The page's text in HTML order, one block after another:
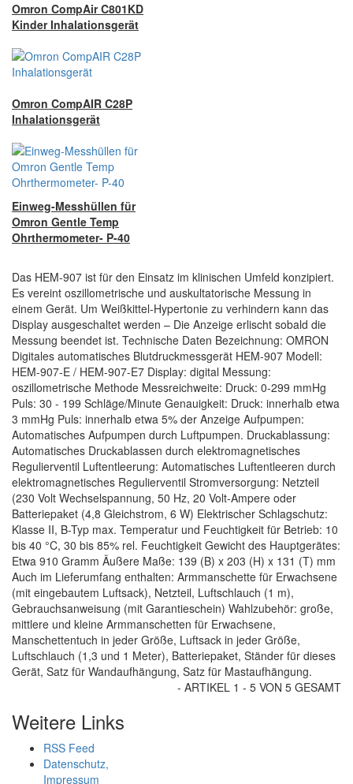
Omron CompAir C801KD
Kinder Inhalationsgerät
Omron CompAIR C28P
Inhalationsgerät
Einweg-Messhüllen für
Omron Gentle Temp
Ohrthermometer- P-40
Das HEM-907 ist für den Einsatz im klinischen Umfeld konzipiert.
Es vereint oszillometrische und auskultatorische Messung in
einem Gerät. Um Weißkittel-Hypertonie zu verhindern kann das
Display ausgeschaltet werden – Die Anzeige erlischt sobald die
Messung beendet ist. Technische Daten Bezeichnung: OMRON
Digitales automatisches Blutdruckmessgerät HEM-907 Modell:
HEM-907-E / HEM-907-E7 Display: digital Messung:
oszillometrische Methode Messreichweite: Druck: 0-299 mmHg
Puls: 30 - 199 Schläge/Minute Genauigkeit: Druck: innerhalb etwa
3 mmHg Puls: innerhalb etwa 5% der Anzeige Aufpumpen:
Automatisches Aufpumpen durch Luftpumpen. Druckablassung:
Automatisches Druckablassen durch elektromagnetisches
Regulierventil Luftentleerung: Automatisches Luftentleeren durch
elektromagnetisches Regulierventil Stromversorgung: Netzteil
(230 Volt Wechselspannung, 50 Hz, 20 Volt-Ampere oder
Batteriepaket (4,8 Gleichstrom, 6 W) Elektrischer Schlagschutz:
Klasse II, B-Typ max. Temperatur und Feuchtigkeit für Betrieb: 10
bis 40 °C, 30 bis 85% rel. Feuchtigkeit Gewicht des Hauptgerätes:
Etwa 910 Gramm Äußere Maße: 139 (B) x 203 (H) x 131 (T) mm
Auch im Lieferumfang enthalten: Armmanschette für Erwachsene
(mit eingebautem Luftsack), Netzteil, Luftschlauch (1 m),
Gebrauchsanweisung (mit Garantieschein) Wahlzubehör: große,
mittlere und kleine Armmanschetten für Erwachsene,
Manschettentuch in jeder Größe, Luftsack in jeder Größe,
Luftschlauch (1,3 und 1 Meter), Batteriepaket, Ständer für dieses
Gerät, Satz für Wandaufhängung, Satz für Mastaufhängung.
- ARTIKEL 1 - 5 VON 5 GESAMT
Weitere Links
RSS Feed
Datenschutz,
Impressum